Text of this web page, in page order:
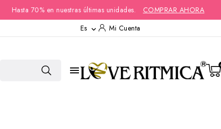
Hasta 70% en nuestras últimas unidades.
COMPRAR AHORA
Es  Mi Cuenta
